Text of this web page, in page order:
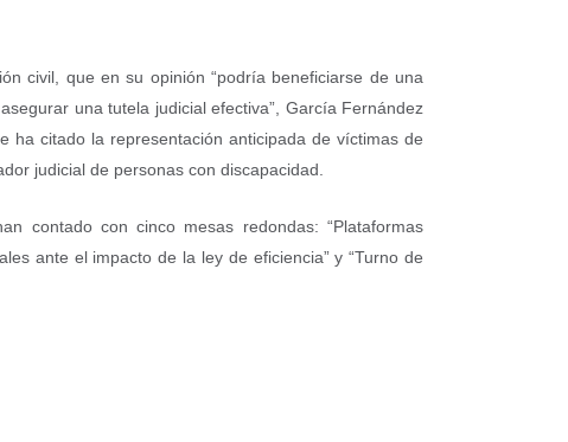
civil, que en su opinión “podría beneficiarse de una
una tutela judicial efectiva”, García Fernández
ha citado la representación anticipada de víctimas de
judicial de personas con discapacidad.
contado con cinco mesas redondas: “Plataformas
ante el impacto de la ley de eficiencia” y “Turno de